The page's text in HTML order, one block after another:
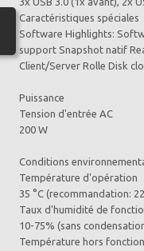
Caractéristiques spéciales
Software Highlights:
support Snapshot natif
Client/Server Rolle Disk
Puissance
Tension d'entrée AC
200 W
Conditions
Température d'opération
35 °C (recommandation: 22
Taux d'humidité de
10-75% (sans
Température hors